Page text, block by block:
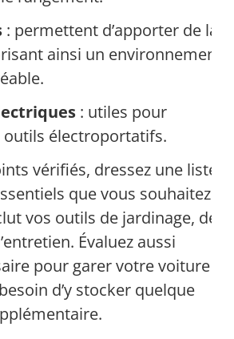
: permettent d’apporter de la
ainsi un environnement
: utiles pour
électroportatifs.
vérifiés, dressez une liste
que vous souhaitez
vos outils de jardinage, de
Évaluez aussi
pour garer votre voiture
d’y stocker quelque